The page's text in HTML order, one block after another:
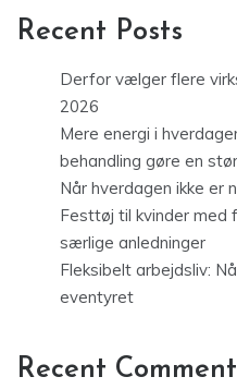
Recent Posts
Derfor vælger flere
2026
Mere energi i
behandling gøre en
Når hverdagen ikke er
Festtøj til kvinder med
særlige anledninger
Fleksibelt arbejdsliv:
eventyret
Recent